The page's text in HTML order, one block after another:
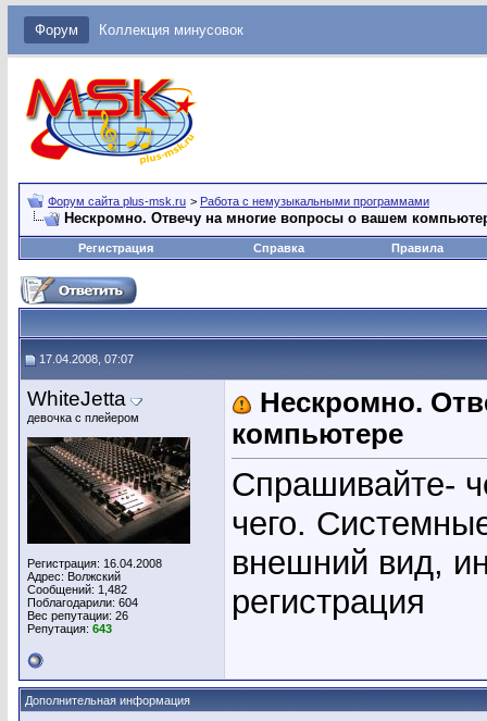
Форум Коллекция минусовок
Форум сайта plus-msk.ru > Работа с немузыкальными программами
Нескромно. Отвечу на многие вопросы о вашем
Регистрация Справка Правила
17.04.2008, 07:07
WhiteJetta
девочка с плейером
Регистрация: 16.04.2008
Адрес: Волжский
Сообщений: 1,482
Поблагодарили: 604
Вес репутации: 26
Репутация: 643
Нескромно.
компьютере
Спрашивайте-
чего.
внешний вид,
регистрация
Дополнительная информация